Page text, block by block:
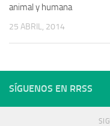
animal y humana
25 ABRIL, 2014
SÍGUENOS EN RRSS